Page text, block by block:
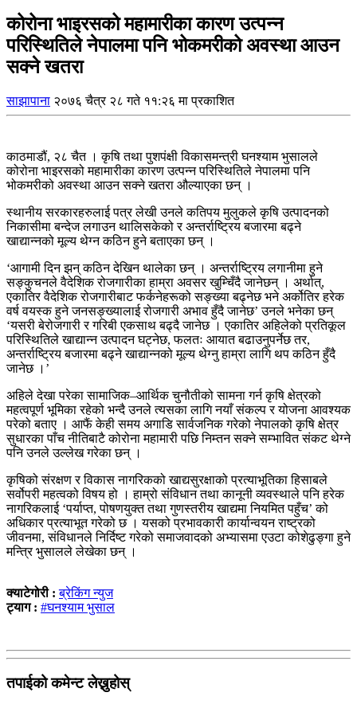
कोरोना भाइरसको महामारीका कारण उत्पन्न
परिस्थितिले नेपालमा पनि भोकमरीको अवस्था आउन
सक्ने खतरा
साझापाना २०७६ चैत्र २८ गते ११:२६ मा प्रकाशित
काठमाडौं, २८ चैत । कृषि तथा पुशपंक्षी विकासमन्त्री घनश्याम भुसालले
कोरोना भाइरसको महामारीका कारण उत्पन्न परिस्थितिले नेपालमा पनि
भोकमरीको अवस्था आउन सक्ने खतरा औल्याएका छन् ।
स्थानीय सरकारहरुलाई पत्र लेखी उनले कतिपय मुलुकले कृषि उत्पादनको
निकासीमा बन्देज लगाउन थालिसकेको र अन्तर्राष्ट्रिय बजारमा बढ्ने
खाद्यान्नको मूल्य थेग्न कठिन हुने बताएका छन् ।
‘आगामी दिन झन् कठिन देखिन थालेका छन् । अन्तर्राष्ट्रिय लगानीमा हुने
सङ्कुचनले वैदेशिक रोजगारीका हाम्रा अवसर खुम्चिँदै जानेछन् । अर्थात्,
एकातिर वैदेशिक रोजगारीबाट फर्कनेहरूको सङ्ख्या बढ्नेछ भने अर्कोतिर हरेक
वर्ष वयस्क हुने जनसङ्ख्यालाई रोजगारी अभाव हुँदै जानेछ’ उनले भनेका छन्
‘यसरी बेरोजगारी र गरिबी एकसाथ बढ्दै जानेछ । एकातिर अहिलेको प्रतिकूल
परिस्थितिले खाद्यान्न उत्पादन घट्नेछ, फलतः आयात बढाउनुपर्नेछ तर,
अन्तर्राष्ट्रिय बजारमा बढ्ने खाद्यान्नको मूल्य थेग्नु हाम्रा लागि थप कठिन हुँदै
जानेछ ।’
अहिले देखा परेका सामाजिक–आर्थिक चुनौतीको सामना गर्न कृषि क्षेत्रको
महत्वपूर्ण भूमिका रहेको भन्दै उनले त्यसका लागि नयाँ संकल्प र योजना आवश्यक
परेको बताए । आफैं केही समय अगाडि सार्वजनिक गरेको नेपालको कृषि क्षेत्र
सुधारका पाँच नीतिबाटै कोरोना महामारी पछि निम्तन सक्ने सम्भावित संकट थेग्ने
पनि उनले उल्लेख गरेका छन् ।
कृषिको संरक्षण र विकास नागरिकको खाद्यसुरक्षाको प्रत्याभूतिका हिसाबले
सर्वोपरी महत्वको विषय हो । हाम्रो संविधान तथा कानूनी व्यवस्थाले पनि हरेक
नागरिकलाई ‘पर्याप्त, पोषणयुक्त तथा गुणस्तरीय खाद्यमा नियमित पहुँच’ को
अधिकार प्रत्याभूत गरेको छ । यसको प्रभावकारी कार्यान्वयन राष्ट्रको
जीवनमा, संविधानले निर्दिष्ट गरेको समाजवादको अभ्यासमा एउटा कोशेढुङ्गा हुने
मन्त्रि भुसालले लेखेका छन् ।
क्याटेगोरी :ब्रेकिंग न्युज
ट्याग : #घनश्याम भुसाल
तपाईको कमेन्ट लेख्नुहोस्